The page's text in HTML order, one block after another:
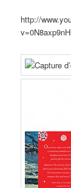
http://